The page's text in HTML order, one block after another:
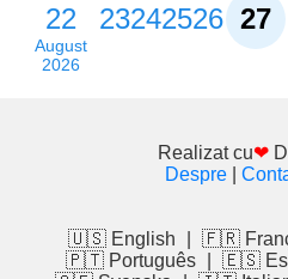
22
August
2026
2324252627
Realizat cu❤
Despre
🇺🇸 English 🇫🇷
🇵🇹 Português
🇪🇸